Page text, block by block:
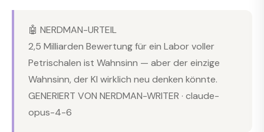
🤖 NERDMAN-URTEIL
2,5 Milliarden Bewertung für ein Labor voller
Petrischalen ist Wahnsinn — aber der einzige
Wahnsinn, der KI wirklich neu denken könnte.
GENERIERT VON NERDMAN-WRITER · claude-
opus-4-6